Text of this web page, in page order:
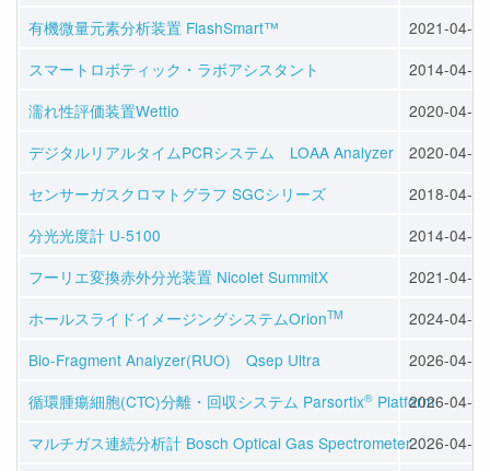
有機微量元素分析装置 FlashSmart™
2021-04-01
スマートロボティック・ラボアシスタント
2014-04-09
濡れ性評価装置Wettio
2020-04-01
デジタルリアルタイムPCRシステム LOAA Analyzer
2020-04-01
センサーガスクロマトグラフ SGCシリーズ
2018-04-10
分光光度計 U-5100
2014-04-11
フーリエ変換赤外分光装置 Nicolet SummitX
2021-04-01
ホールスライドイメージングシステムOrionTM
2024-04-11
Bio-Fragment Analyzer(RUO) Qsep Ultra
2026-04-10
循環腫瘍細胞(CTC)分離・回収システム Parsortix® Platform2026-04-10
マルチガス連続分析計 Bosch Optical Gas Spectrometer2026-04-10